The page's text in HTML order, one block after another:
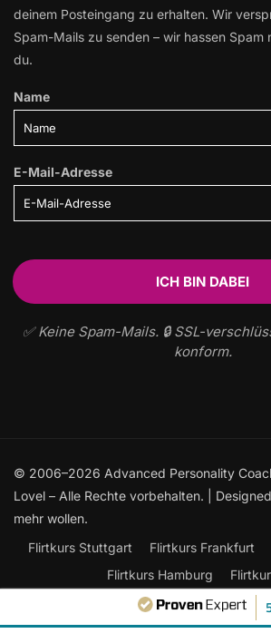
deinem Posteingang zu erhalten. Wir
Spam-Mails zu senden – wir hassen Spam
du.
Name
E-Mail-Adresse
✅ Keine Spam-Mails. 🔒 SSL-
konform.
© 2006–2026 Advanced Personality
Lovel – Alle Rechte vorbehalten. |
mehr wollen.
Flirtkurs Stuttgart
Flirtkurs Frankfurt
Flirtkurs Hamburg
Frauen ansprechen: Der
Flirtkurse Online
Flirten